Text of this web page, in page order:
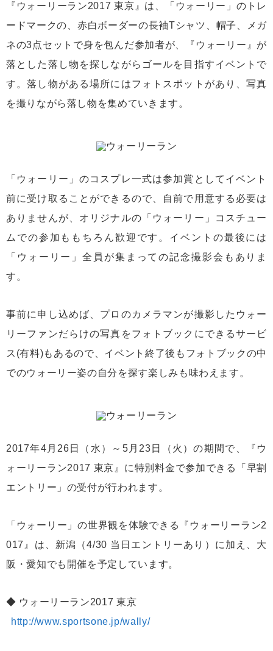
『ウォーリーラン2017 東京』は、「ウォーリー」のトレ
ードマークの、赤白ボーダーの長袖Tシャツ、帽子、メガ
ネの3点セットで身を包んだ参加者が、『ウォーリー』が
落とした落し物を探しながらゴールを目指すイベントで
す。落し物がある場所にはフォトスポットがあり、写真
を撮りながら落し物を集めていきます。
「ウォーリー」のコスプレ一式は参加賞としてイベント
前に受け取ることができるので、自前で用意する必要は
ありませんが、オリジナルの「ウォーリー」コスチュー
ムでの参加ももちろん歓迎です。イベントの最後には
「ウォーリー」全員が集まっての記念撮影会もありま
す。
事前に申し込めば、プロのカメラマンが撮影したウォー
リーファンだらけの写真をフォトブックにできるサービ
ス(有料)もあるので、イベント終了後もフォトブックの中
でのウォーリー姿の自分を探す楽しみも味わえます。
2017年4月26日（水）～5月23日（火）の期間で、『ウ
ォーリーラン2017 東京』に特別料金で参加できる「早割
エントリー」の受付が行われます。
「ウォーリー」の世界観を体験できる『ウォーリーラン2
017』は、新潟（4/30 当日エントリーあり）に加え、大
阪・愛知でも開催を予定しています。
ウォーリーラン2017 東京
http://www.sportsone.jp/wally/